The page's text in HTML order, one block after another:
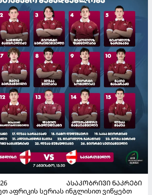
ᲐᲡᲐᲙᲝᲑᲠᲘᲕᲘ ᲜᲐᲙᲠᲔᲑᲘ
აფრიკის სერიას ინგლისით ვიწყებთ